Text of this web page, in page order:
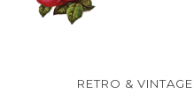
RETRO &